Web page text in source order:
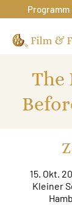
Programm
The
15. Okt.
Kleiner